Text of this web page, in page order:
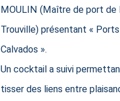
MOULIN (Maître de port de
Trouville) présentant «
Calvados ».
Un cocktail a suivi
tisser des liens entre